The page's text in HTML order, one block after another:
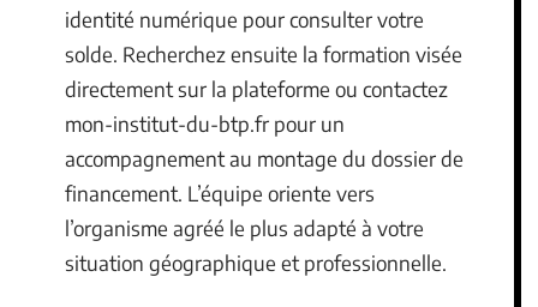
identité numérique pour consulter votre
solde. Recherchez ensuite la formation visée
directement sur la plateforme ou contactez
mon-institut-du-btp.fr pour un
accompagnement au montage du dossier de
financement. L’équipe oriente vers
l’organisme agréé le plus adapté à votre
situation géographique et professionnelle.